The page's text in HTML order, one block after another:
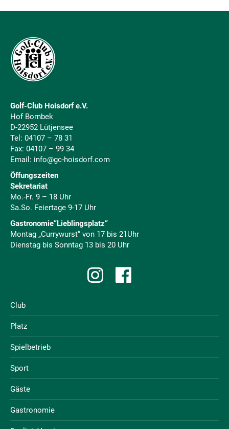
Golf-Club Hoisdorf e.V.
Hof Bornbek
D-22952 Lütjensee
Tel: 04107 – 78 31
Fax: 04107 – 99 34
Email: info@gc-hoisdorf.com
Öffungszeiten
Sekretariat
Mo.-Fr. 9 – 18 Uhr
Sa.So. Feiertage 9-17 Uhr
Gastronomie“Lieblingsplatz“
Montag „Currywurst“ von 17 bis 21Uhr
Dienstag bis Sonntag 13 bis 20 Uhr
Club
Platz
Spielbetrieb
Sport
Gäste
Gastronomie